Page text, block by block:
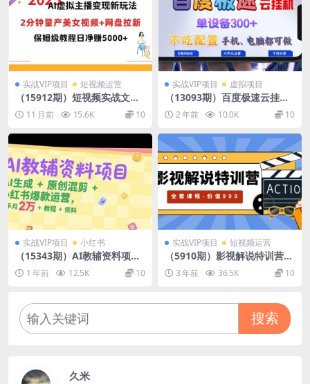
实战VIP项目 短视频运营
（15912期）短视频实战文案
课：从入门到进阶 标题创作
+脚本撰写+文案优化三大核
心…
11 月前 15.6K 10
实战VIP项目 虚拟项目
（13093期）百度极速云挂
机，无脑操作挂机日入300+，
小白轻松上手！！！
2 年前 10.0K 10
实战VIP项目 小红书
（15343期）AI教辅资料项
目，AI生成+原创混剪+小红书
爆款运营，新手月入2万+教程
1 年前 12.5K 10
实战VIP项目 短视频运营
（5910期）影视解说特训营，
自媒体红利期最火的赛道（全
套课程-价值999）
3 年前 36.5K 10
搜索
久米